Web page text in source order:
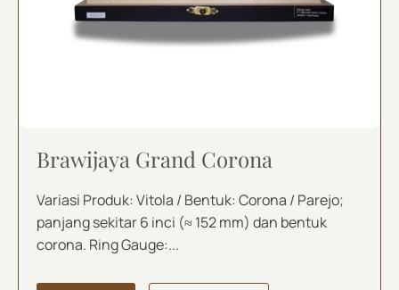
Brawijaya Grand Corona
Variasi Produk: Vitola / Bentuk: Corona / Parejo;
panjang sekitar 6 inci (≈ 152 mm) dan bentuk
corona. Ring Gauge:...